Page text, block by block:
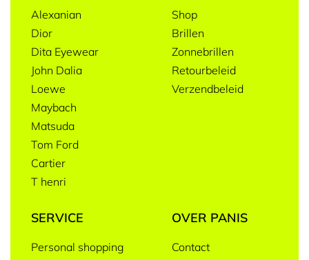
Alexanian
Dior
Dita Eyewear
John Dalia
Loewe
Maybach
Matsuda
Tom Ford
Cartier
T henri
Shop
Brillen
Zonnebrillen
Retourbeleid
Verzendbeleid
SERVICE
Personal shopping
OVER PANIS
Contact